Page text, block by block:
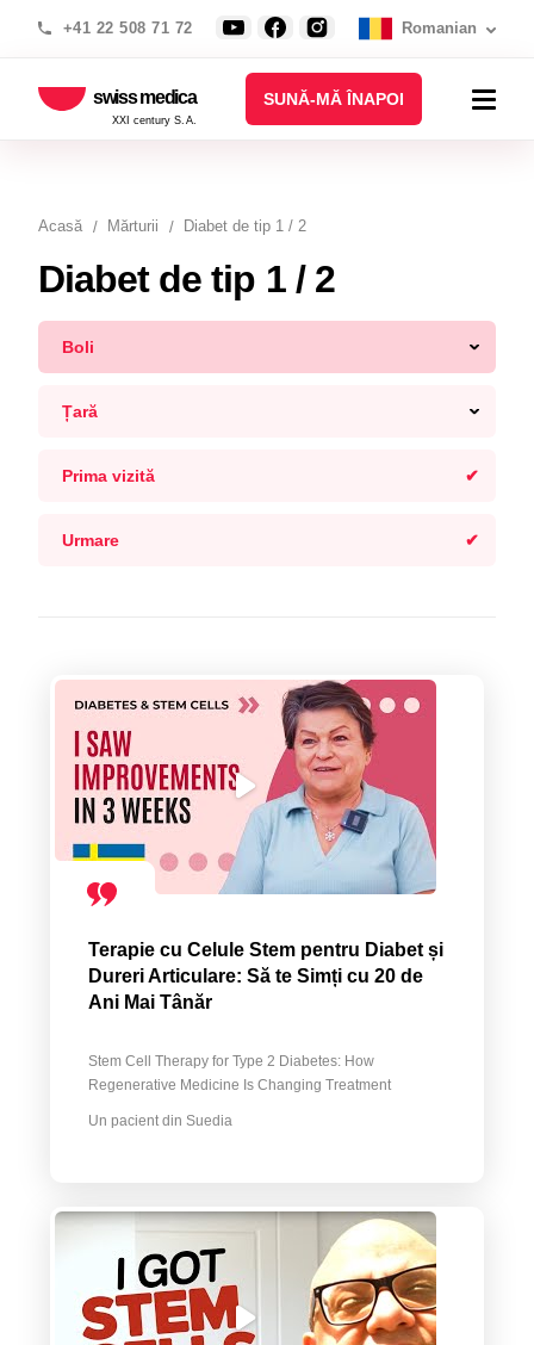
+41 22 508 71 72 Romanian
swiss medica
XXI century S.A.
SUNĂ-MĂ ÎNAPOI
Acasă Mărturii Diabet de tip 1 / 2
Diabet de tip 1 / 2
Boli
Țară
Prima vizită
Urmare
Terapie cu Celule Stem pentru Diabet și
Dureri Articulare: Să te Simți cu 20 de
Ani Mai Tânăr
Stem Cell Therapy for Type 2 Diabetes: How
Regenerative Medicine Is Changing Treatment
Un pacient din Suedia